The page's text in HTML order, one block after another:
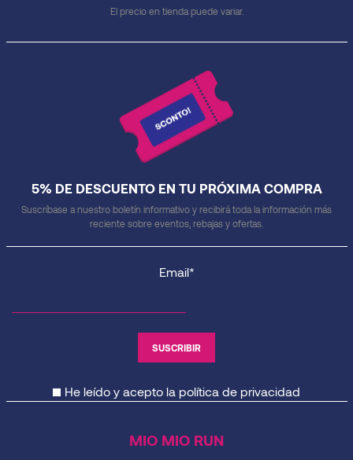
El precio en tienda puede variar.
5% DE DESCUENTO EN TU PRÓXIMA COMPRA
Suscríbase a nuestro boletín informativo y recibirá toda la información más
reciente sobre eventos, rebajas y ofertas.
Email*
He leído y acepto la política de privacidad
MIO MIO RUN